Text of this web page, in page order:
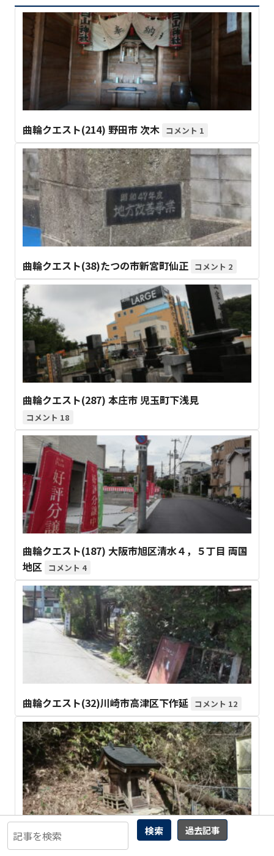
検索 過去記事
曲輪クエスト(214) 野田市 次木 1
曲輪クエスト(38)たつの市新宮町仙正 2
曲輪クエスト(287) 本庄市 児玉町下浅見
18
曲輪クエスト(187) 大阪市旭区清水４，５丁目 両国
地区
4
曲輪クエスト(32)川崎市高津区下作延 12
曲輪クエスト(353) 安芸高田市 高宮町川根 “上竹貞”